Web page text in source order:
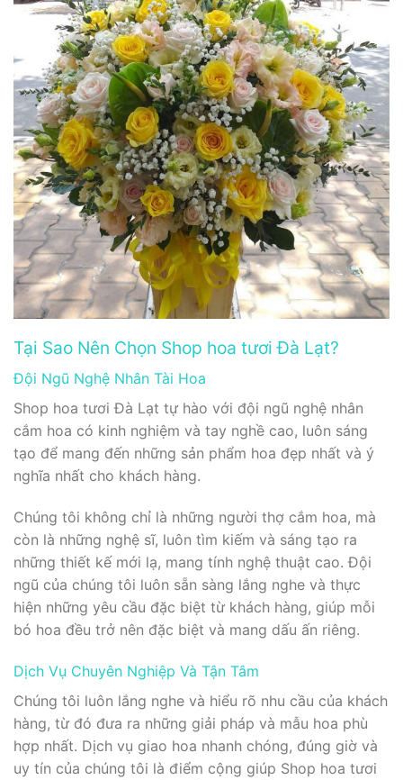
Tại Sao Nên Chọn Shop hoa tươi Đà Lạt?
Đội Ngũ Nghệ Nhân Tài Hoa
Shop hoa tươi Đà Lạt tự hào với đội ngũ nghệ nhân
cắm hoa có kinh nghiệm và tay nghề cao, luôn sáng
tạo để mang đến những sản phẩm hoa đẹp nhất và ý
nghĩa nhất cho khách hàng.
Chúng tôi không chỉ là những người thợ cắm hoa, mà
còn là những nghệ sĩ, luôn tìm kiếm và sáng tạo ra
những thiết kế mới lạ, mang tính nghệ thuật cao. Đội
ngũ của chúng tôi luôn sẵn sàng lắng nghe và thực
hiện những yêu cầu đặc biệt từ khách hàng, giúp mỗi
bó hoa đều trở nên đặc biệt và mang dấu ấn riêng.
Dịch Vụ Chuyên Nghiệp Và Tận Tâm
Chúng tôi luôn lắng nghe và hiểu rõ nhu cầu của khách
hàng, từ đó đưa ra những giải pháp và mẫu hoa phù
hợp nhất. Dịch vụ giao hoa nhanh chóng, đúng giờ và
uy tín của chúng tôi là điểm cộng giúp Shop hoa tươi